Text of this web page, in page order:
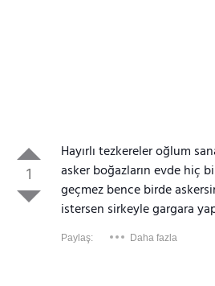
1
Hayırlı tezkereler oğlum
asker boğazların evde hiç
geçmez bence birde
istersen sirkeyle gargara
Paylaş: Daha fazla